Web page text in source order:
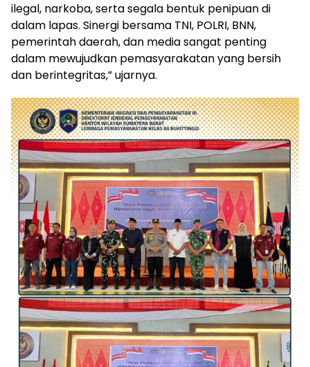
ilegal, narkoba, serta segala bentuk penipuan di
dalam lapas. Sinergi bersama TNI, POLRI, BNN,
pemerintah daerah, dan media sangat penting
dalam mewujudkan pemasyarakatan yang bersih
dan berintegritas,” ujarnya.